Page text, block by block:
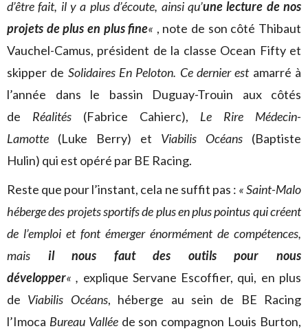
d’être fait, il y a plus d’écoute, ainsi qu’une lecture de nos
projets de plus en plus fine« , note de son côté Thibaut
Vauchel-Camus, président de la classe Ocean Fifty et
skipper de Solidaires En Peloton. Ce dernier est amarré à
l’année dans le bassin Duguay-Trouin aux côtés
de Réalités (Fabrice Cahierc), Le Rire Médecin-
Lamotte (Luke Berry) et Viabilis Océans (Baptiste
Hulin) qui est opéré par BE Racing.
Reste que pour l’instant, cela ne suffit pas : « Saint-Malo
héberge des projets sportifs de plus en plus pointus qui créent
de l’emploi et font émerger énormément de compétences,
mais il nous faut des outils pour nous
développer« , explique Servane Escoffier, qui, en plus
de Viabilis Océans, héberge au sein de BE Racing
l’Imoca Bureau Valléede son compagnon Louis Burton,